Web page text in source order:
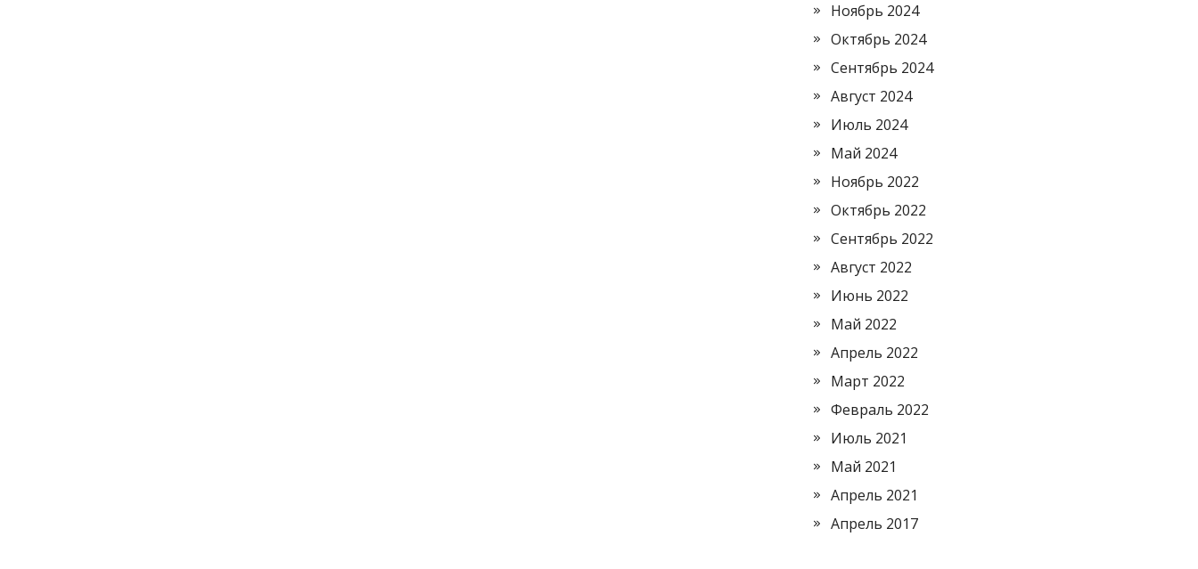
Ноябрь 2024
Октябрь 2024
Сентябрь 2024
Август 2024
Июль 2024
Май 2024
Ноябрь 2022
Октябрь 2022
Сентябрь 2022
Август 2022
Июнь 2022
Май 2022
Апрель 2022
Март 2022
Февраль 2022
Июль 2021
Май 2021
Апрель 2021
Апрель 2017